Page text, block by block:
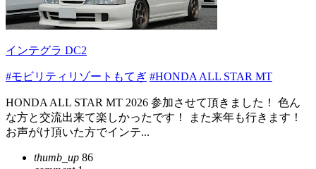
インテグラ DC2
#モビリティリゾートもてぎ #HONDA ALL STAR MT
HONDA ALL STAR MT 2026 参加させて頂きました！ 色ん
な方と交流出来て楽しかったです！ また来年も行きます！
お声がけ頂いた方でインテ...
thumb_up 86